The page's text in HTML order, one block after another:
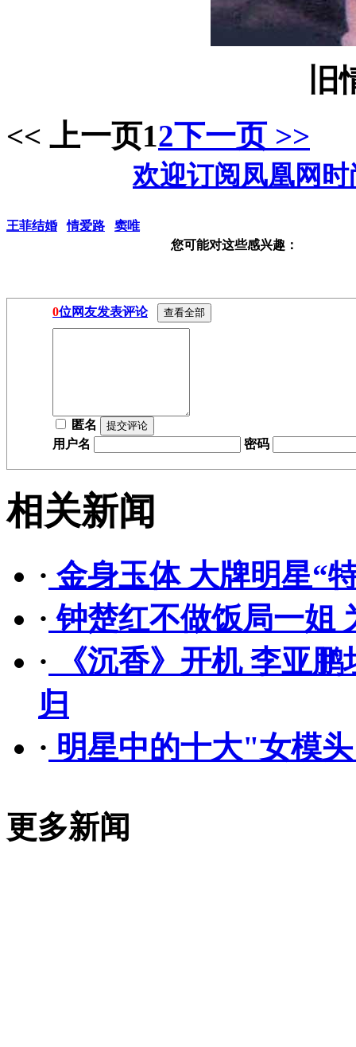
<< 上一页12下一页 >>
欢迎订阅凤凰网
王菲结婚 情爱路
窦唯
您可能对这些感兴趣：
0位网友发表评论
匿名
用户名
密码
相关新闻
· 金身玉体 大牌明星“
· 钟楚红不做饭局一姐
· 《沉香》开机 李亚
归
· 明星中的十大"女模
更多新闻